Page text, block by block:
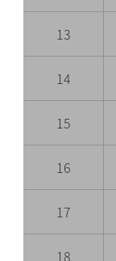
13
14
15
16
17
18